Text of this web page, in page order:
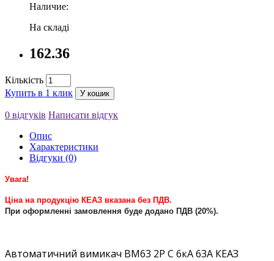
Наличие:
На складі
162.36
Кількість
Купить в 1 клик
У кошик
0 відгуків Написати відгук
Опис
Характеристики
Відгуки (0)
Увага!
Ціна на продукцію КЕАЗ вказана без ПДВ.
При оформленні замовлення буде додано ПДВ (20%).
Автоматичний вимикач ВМ63 2Р С 6кА 63А КЕАЗ